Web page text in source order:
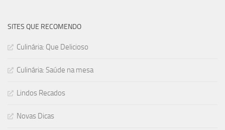
SITES QUE RECOMENDO
Culinária: Que Delicioso
Culinária: Saúde na mesa
Lindos Recados
Novas Dicas